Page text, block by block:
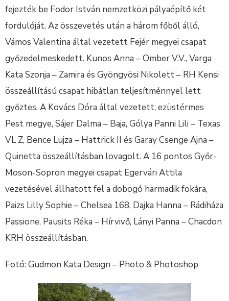
fejezték be Fodor István nemzetközi pályaépítő két
fordulóját. Az összevetés után a három főből álló,
Vámos Valentina által vezetett Fejér megyei csapat
győzedelmeskedett. Kunos Anna – Omber V.V., Varga
Kata Szonja – Zamira és Gyöngyösi Nikolett – RH Kensi
összeállítású csapat hibátlan teljesítménnyel lett
győztes. A Kovács Dóra által vezetett, ezüstérmes
Pest megye, Sájer Dalma – Baja, Gólya Panni Lili – Texas
VL Z, Bence Lujza – Hattrick II és Garay Csenge Ajna –
Quinetta összeállításban lovagolt. A 16 pontos Győr-
Moson-Sopron megyei csapat Egervári Attila
vezetésével állhatott fel a dobogó harmadik fokára,
Paizs Lilly Sophie – Chelsea 168, Dajka Hanna – Rádiháza
Passione, Pausits Réka – Hírvivő, Lányi Panna – Chacdon
KRH összeállításban.
Fotó: Gudmon Kata Design – Photo & Photoshop